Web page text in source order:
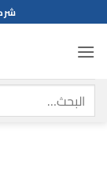
للمحتوى
البحث
عن: